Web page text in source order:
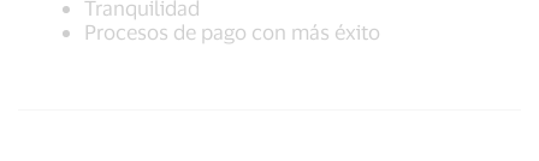
Tranquilidad
Procesos de pago con más éxito